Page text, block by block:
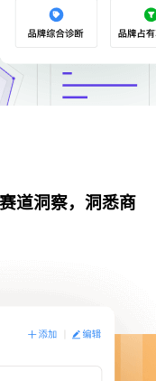
道洞察，洞悉商